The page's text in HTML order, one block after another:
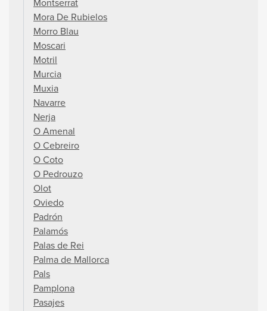
Montserrat
Mora De Rubielos
Morro Blau
Moscari
Motril
Murcia
Muxia
Navarre
Nerja
O Amenal
O Cebreiro
O Coto
O Pedrouzo
Olot
Oviedo
Padrón
Palamós
Palas de Rei
Palma de Mallorca
Pals
Pamplona
Pasajes